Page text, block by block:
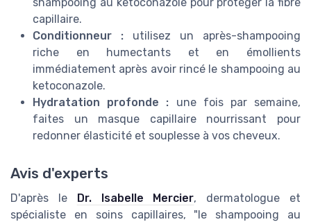
shampooing au ketoconazole pour protéger la fibre
capillaire.
Conditionneur : utilisez un après-shampooing
riche en humectants et en émollients
immédiatement après avoir rincé le shampooing au
ketoconazole.
Hydratation profonde : une fois par semaine,
faites un masque capillaire nourrissant pour
redonner élasticité et souplesse à vos cheveux.
Avis d'experts
D'après le Dr. Isabelle Mercier, dermatologue et
spécialiste en soins capillaires, "le shampooing au